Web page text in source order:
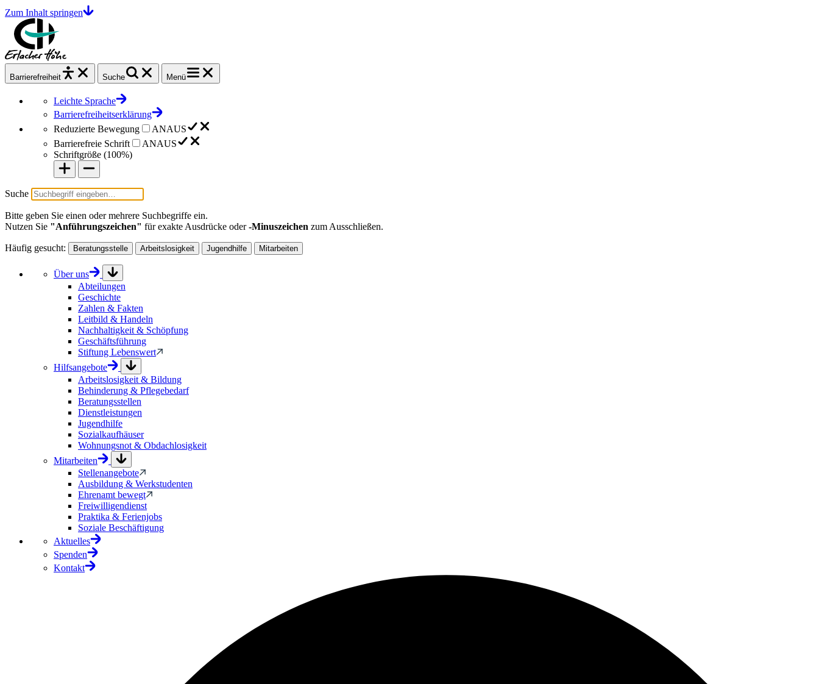
Zum Inhalt springen
Barrierefrei heit Suche Menü
Leichte Sprache
Barrierefreiheitserklärung
Reduzierte Bewegung
ANAUS
Barrierefreie Schrift
ANAUS
Schriftgröße (100%)
Suche
Bitte geben Sie einen oder mehrere Suchbegriffe ein.
Nutzen Sie "Anführungszeichen" für exakte Ausdrücke oder-Minuszeichen zum Ausschließen.
Häufig gesucht: Beratungsstelle Arbeitslosigkeit Jugendhilfe Mitarbeiten
Über uns
Abteilungen
Geschichte
Zahlen & Fakten
Leitbild & Handeln
Nachhaltigkeit & Schöpfung
Geschäftsführung
Stiftung Lebenswert
Hilfsangebote
Arbeitslosigkeit & Bildung
Behinderung & Pflegebedarf
Beratungsstellen
Dienstleistungen
Jugendhilfe
Sozialkaufhäuser
Wohnungsnot & Obdachlosigkeit
Mitarbeiten
Stellenangebote
Ausbildung & Werkstudenten
Ehrenamt bewegt
Freiwilligendienst
Praktika & Ferienjobs
Soziale Beschäftigung
Aktuelles
Spenden
Kontakt